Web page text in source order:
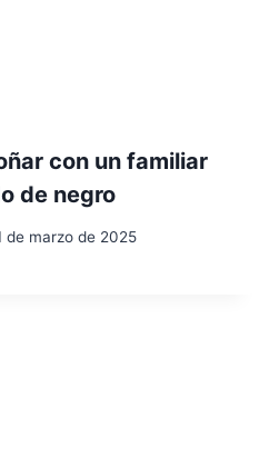
con un familiar
de negro
de marzo de 2025